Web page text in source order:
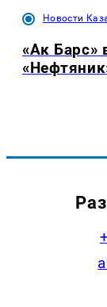
Новости
«Ак Барс»